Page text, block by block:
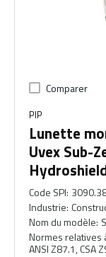
Comparer
PIP
Lunette
Uvex Sub-
Code SPI:
Industrie:
Nom du modèle:
Normes relatives
ANSI Z87.1, CSA